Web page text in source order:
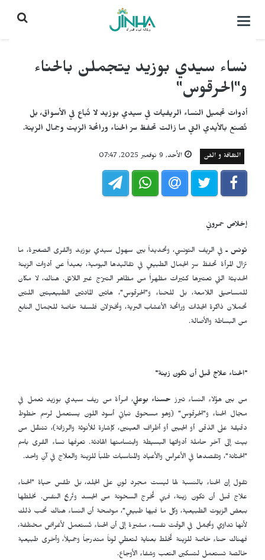
التحكم
نساء سيدي بوزيد يتجملن بالحناء
و"الحرقوس"
أدوات تجميل النساء الريفيات في سيدي بوزيد لا تُباع في الأسواق، بل
تُصنع بالأيدي التي ما زالت تحفظ سرّ الحناء ورائحة الزيت وجمال الزينة.
الثقافة و الفن الأحد, 9 نوفمبر 2025, 07:47
إخلاص حمروني
تونس ـفي الريف التونسي، وتحديداً بين سهول سيدي بوزيد والقرى الصغيرة، ما
تزال المرأة تحفظ سرّ الجمال الطبيعي في تقاليدها اليومية، بعيداً عن أدوات الزينة
الحديثة التي تعتبرها كثيرات مظهراً من مظاهر التبرّج غير اللائق. هناك، لا مكان
للمساحيق اللامعة، بل للحناء و"الحرقوس"، هاتين المادتين الطبيعيتين اللتين
تحملان ذاكرة الجدّات ورائحة الأعشاب البرية، وتختزلان فلسفة خاصة للجمال النابع
من البساطة والأصالة.
"الحناء علاج قبل أن تكون زينة"
من بين هؤلاء النساء تبرز حسناء بوعلي، امرأة من ريف سيدي بوزيد تعمل في
مجال الحناء و"الحرقوس" (وهو مسحوق نباتي أسود اللون يستعمل لرسم خطوط
دقيقة على الذقن أو الجبين أو أطراف العينين، كإشارة للأنوثة والرزانة)، تتنقّل من
بيت إلى آخر حاملة أدواتها البسيطة وابتسامتها الهادئة. تعرفها نساء القرى باسم
"الحنّانة"، وتقصدها في الأعراس والأعياد والمناسبات طلباً للزينة والعلاج في آنٍ واحد.
تقول إنّ الحناء بالنسبة لها ليست مجرد لونٍ على الجلد، بل طقس حياة "الحناء
علاج قبل أن تكون زينة، فهي تُخرج السخونة من الجسد وتُريح النفس. نخلطها
ببعض الزيوت الطبيعية، وكل ما فيها طبيعي"، موضحة أن النساء هناك تحب ذلك
لأنها تداوي وتجمّل في الوقت نفسه، مشيرة إلى أن الحناء تُستعمل لأغراض مختلفة،
فهناك حناء خاصة للزينة تُخلط بعناية لتعطي لوناً متدرجاً وجميلاً، وأخرى طبيعية
خالصة تستعمل لتسكين التعب وشفاء الأوجاع.